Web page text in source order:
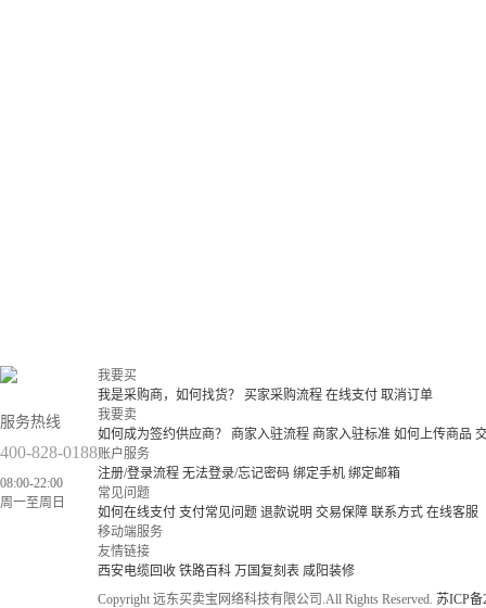
服务热线
400-828-0188
08:00-22:00
周一至周日
我要买
我是采购商，如何找货？
买家采购流程 在线支付 取消订单
我要卖
如何成为签约供应商？
商家入驻流程 商家入驻标准 如何上传商品
账户服务
注册/登录流程 无法登录/忘记密码 绑定手机 绑定邮箱
常见问题
如何在线支付 支付常见问题 退款说明 交易保障 联系方式 在线客服
移动端服务
友情链接
西安电缆回收 铁路百科 万国复刻表 咸阳装修
Copyright 远东买卖宝网络科技有限公司.All Rights Reserved. 苏ICP备